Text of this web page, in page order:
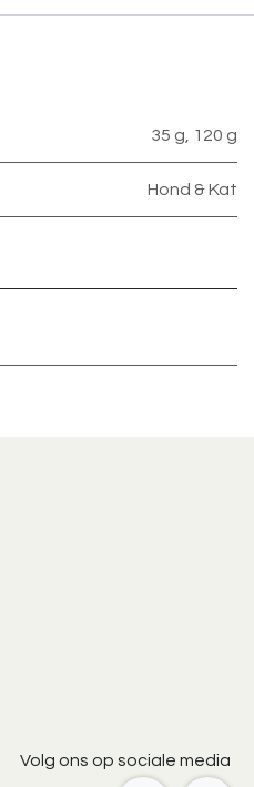
35 g 120 g
Hond & Kat
Volg ons op sociale media